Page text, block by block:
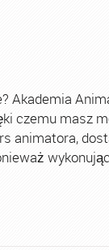
Akademia
czemu masz
animatora,